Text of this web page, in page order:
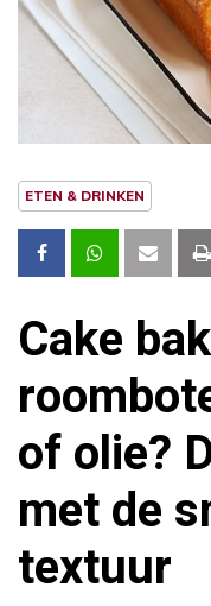
ETEN & DRINKEN
Cake
of olie?
met de
textuur